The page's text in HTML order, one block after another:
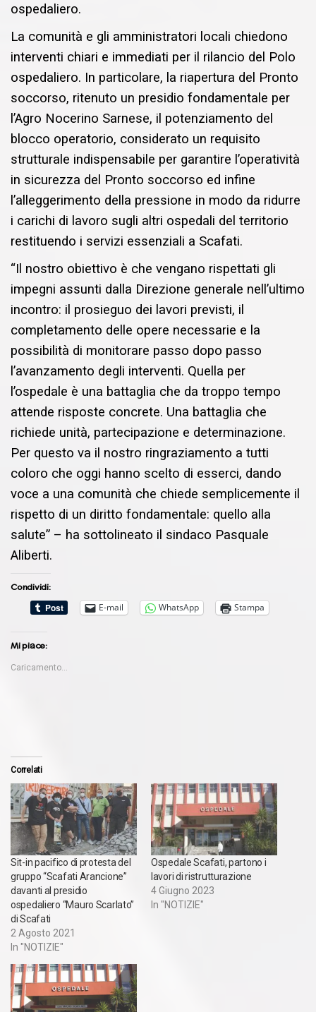
ospedaliero.
La comunità e gli amministratori locali chiedono
interventi chiari e immediati per il rilancio del Polo
ospedaliero. In particolare, la riapertura del Pronto
soccorso, ritenuto un presidio fondamentale per
l’Agro Nocerino Sarnese, il potenziamento del
blocco operatorio, considerato un requisito
strutturale indispensabile per garantire l’operatività
in sicurezza del Pronto soccorso ed infine
l’alleggerimento della pressione in modo da ridurre
i carichi di lavoro sugli altri ospedali del territorio
restituendo i servizi essenziali a Scafati.
“Il nostro obiettivo è che vengano rispettati gli
impegni assunti dalla Direzione generale nell’ultimo
incontro: il prosieguo dei lavori previsti, il
completamento delle opere necessarie e la
possibilità di monitorare passo dopo passo
l’avanzamento degli interventi. Quella per
l’ospedale è una battaglia che da troppo tempo
attende risposte concrete. Una battaglia che
richiede unità, partecipazione e determinazione.
Per questo va il nostro ringraziamento a tutti
coloro che oggi hanno scelto di esserci, dando
voce a una comunità che chiede semplicemente il
rispetto di un diritto fondamentale: quello alla
salute” – ha sottolineato il sindaco Pasquale
Aliberti.
Condividi:
E-mail
WhatsApp Stampa
Mi piace:
Caricamento...
Correlati
Sit-in pacifico di protesta del
gruppo “Scafati Arancione”
davanti al presidio
ospedaliero “Mauro Scarlato”
di Scafati
2 Agosto 2021
In "NOTIZIE"
Ospedale Scafati, partono i
lavori di ristrutturazione
4 Giugno 2023
In "NOTIZIE"